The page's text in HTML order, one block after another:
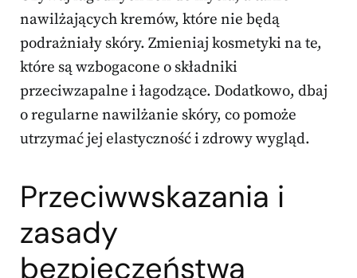
nawilżających kremów, które nie będą
podrażniały skóry. Zmieniaj kosmetyki na te,
które są wzbogacone o składniki
przeciwzapalne i łagodzące. Dodatkowo, dbaj
o regularne nawilżanie skóry, co pomoże
utrzymać jej elastyczność i zdrowy wygląd.
Przeciwwskazania i
zasady
bezpieczeństwa